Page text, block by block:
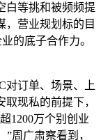
白等挑和被频频提
，营业规划标的目
的底子合作力。
订单、场景、上
现私的前提下，
1200万个别创业
周广肃察看到，